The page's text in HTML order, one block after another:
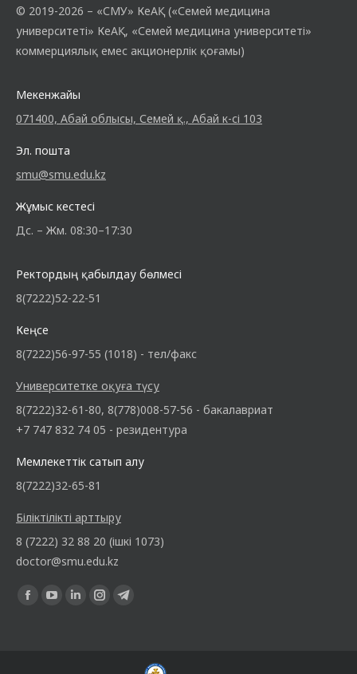
© 2019-2026 – «СМУ» КеАҚ («Семей медицина
университеті» КеАҚ, «Семей медицина университеті»
коммерциялық емес акционерлік қоғамы)
Мекенжайы
071400, Абай облысы, Семей қ., Абай к-сі 103
Эл. пошта
smu@smu.edu.kz
Жұмыс кестесі
Дс. – Жм. 08:30–17:30
Ректордың қабылдау бөлмесі
8(7222)52-22-51
Кеңсе
8(7222)56-97-55 (1018) - тел/факс
Университетке оқуға түсу
8(7222)32-61-80, 8(778)008-57-56 - бакалавриат
+7 747 832 74 05 - резидентура
Мемлекеттік сатып алу
8(7222)32-65-81
Біліктілікті арттыру
8 (7222) 32 88 20 (ішкі 1073)
doctor@smu.edu.kz
Find us on: